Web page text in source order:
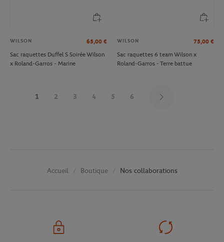
WILSON 65,00 €
Sac raquettes Duffel S Soirée Wilson
x Roland-Garros - Marine
WILSON 75,00 €
Sac raquettes 6 team Wilson x
Roland-Garros - Terre battue
1 2 3 4 5 6
Accueil Boutique Nos collaborations